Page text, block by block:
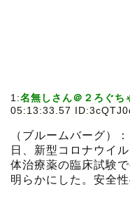
1:名無しさん＠２ろぐち
05:13:33.57
（ブルームバーグ）
日、新型コロナウイ
体治療薬の臨床試験
明らかにした。安全